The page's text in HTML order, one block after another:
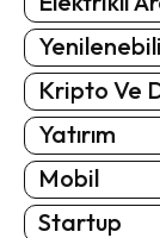
Kripto Ve
Yatırım
Mobil
Startup